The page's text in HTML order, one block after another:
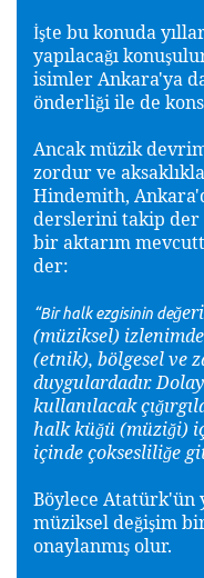
İşte bu konuda
yapılacağı konuş
isimler Ankara'ya
önderliği ile de
Ancak müzik
zordur ve
Hindemith,
derslerini takip der
bir aktarım
der:
“Bir halk ezgisinin değ
(müziksel)
(etnik), bölgesel ve
duygulardadır.
kullanılacak çığ
halk küğü (müziği)
içinde çoksesliliğe
Böylece Atatürk'ün
müziksel değişim
onaylanmış olur.